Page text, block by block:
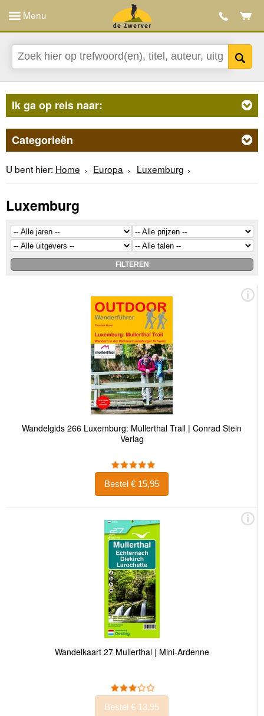
Menu
Ik ga op reis naar:
Categorieën
U bent hier: Home Europa Luxemburg
Luxemburg
Wandelgids 266 Luxemburg: Mullerthal Trail | Conrad Stein
Verlag
Bestel € 15,95
Wandelkaart 27 Mullerthal | Mini-Ardenne
Bestel € 13,95